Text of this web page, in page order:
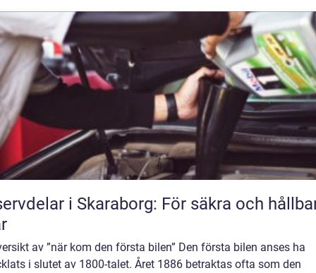
i Skaraborg: För säkra och
av ”när kom den första bilen” Den första bilen anses ha
i slutet av 1800-talet. Året 1886 betraktas ofta som den